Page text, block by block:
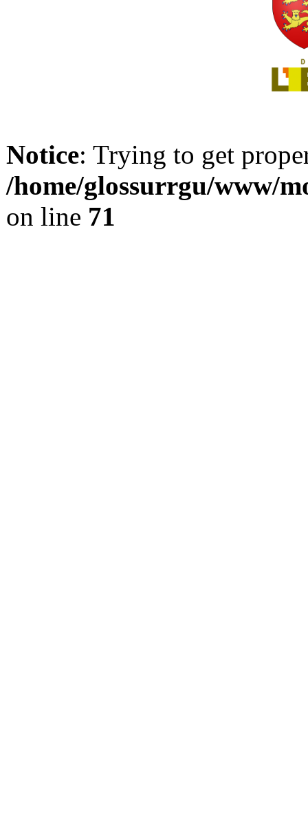
Notice: Trying to get
/home/glossurrgu/www/
on line 71